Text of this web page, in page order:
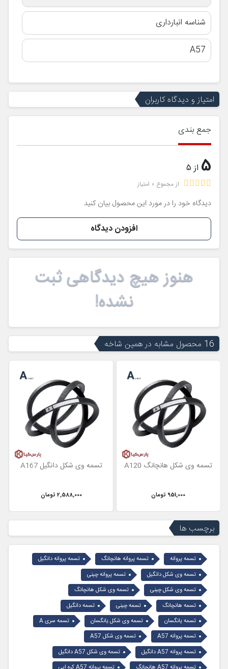
شناسه انبارداری
A57
امتیاز و دیدگاه کاربران
جمع بندی
5 از 5
از مجموع 0 امتیاز
دیدگاه خود را در مورد این محصول بیان کنید
افزودن دیدگاه
هنوز هیچ دیدگاهی ثبت
نشده!
16 محصول مشابه در همین شاخه
تسمه وی شکل هانچانگ A120
951,000 تومان
تسمه وی شکل دانگیل A167
2,588,000 تومان
برچسب ها
تسمه پروانه تسمه پروانه هانچانگ
تسمه پروانه دانگیل
تسمه وی شکل دانگیل
تسمه پروانه چینی
تسمه وی شکل چینی
تسمه وی شکل هانچانگ
تسمه هانچانگ
تسمه چینی
تسمه دانگیل
تسمه یانگسان
تسمه وی شکل یانگسان
تسمه سری A
تسمه پروانه A57
تسمه وی شکل A57
تسمه پروانه A57 دانگیل
تسمه وی شکل A57 دانگیل